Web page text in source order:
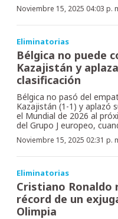
Noviembre 15, 2025 04:03 p.
Eliminatorias
Bélgica no puede
Kazajistán y
clasificación
Bélgica no pasó del
Kazajistán (1-1) y aplazó
el Mundial de 2026 al
del Grupo J europeo,
Noviembre 15, 2025 02:31 p.
Eliminatorias
Cristiano Ronaldo
récord de un
Olimpia